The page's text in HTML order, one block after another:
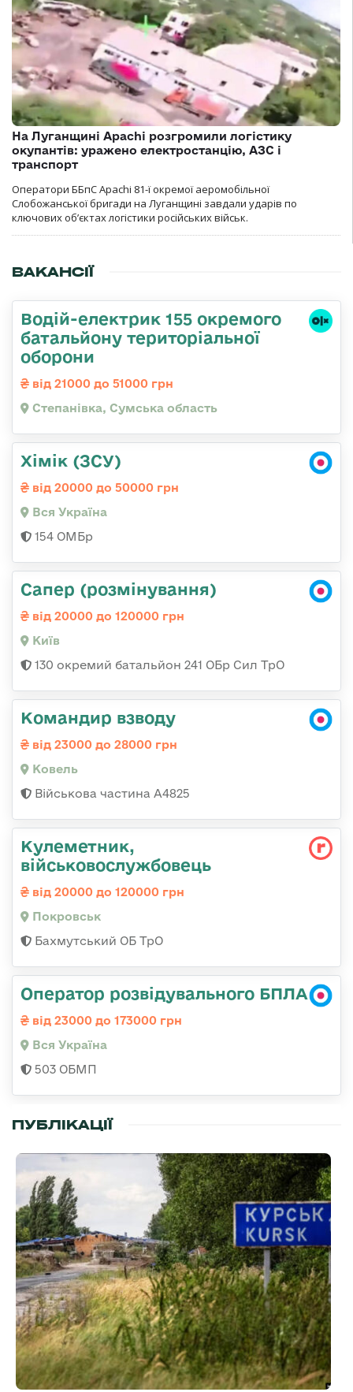
На Луганщині Apachi розгромили логістику
окупантів: уражено електростанцію, АЗС і
транспорт
Оператори ББпС Apachi 81-ї окремої аеромобільної
Слобожанської бригади на Луганщині завдали ударів по
ключових об’єктах логістики російських військ.
ВАКАНСІЇ
Водій-електрик 155 окремого
батальйону територіальної
оборони
від 21000 до 51000 грн
Степанівка, Сумська область
Хімік (ЗСУ)
від 20000 до 50000 грн
Вся Україна
154 ОМБр
Сапер (розмінування)
від 20000 до 120000 грн
Київ
130 окремий батальйон 241 ОБр Сил ТрО
Командир взводу
від 23000 до 28000 грн
Ковель
Військова частина А4825
Кулеметник,
військовослужбовець
від 20000 до 120000 грн
Покровськ
Бахмутський ОБ ТрО
Оператор розвідувального БПЛА
від 23000 до 173000 грн
Вся Україна
503 ОБМП
ПУБЛІКАЦІЇ